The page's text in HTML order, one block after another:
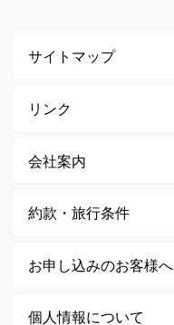
サイトマップ
リンク
会社案内
約款・旅行条件
お申し込みのお客様へ
個人情報について